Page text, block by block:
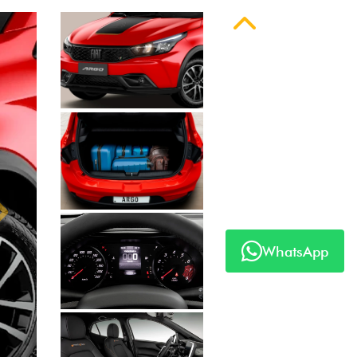
Anterior
WhatsApp